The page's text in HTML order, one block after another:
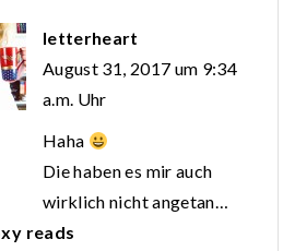
letterheart
August 31, 2017 um 9:34
a.m. Uhr
Haha
Die haben es mir auch
wirklich nicht angetan…
reads